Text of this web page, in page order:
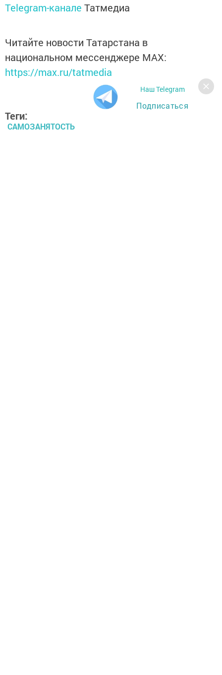
Telegram-канале Татмедиа
Читайте новости Татарстана в
национальном мессенджере MАХ:
https://max.ru/tatmedia
Теги:
САМОЗАНЯТОСТЬ
Наш Telegram
Подписаться